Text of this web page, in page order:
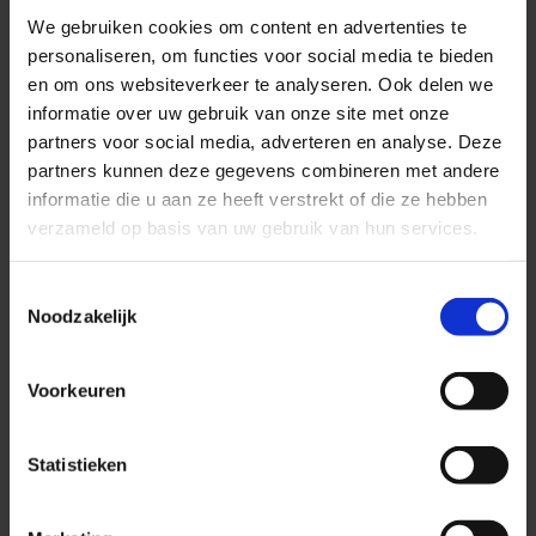
We gebruiken cookies om content en advertenties te
personaliseren, om functies voor social media te bieden
en om ons websiteverkeer te analyseren. Ook delen we
informatie over uw gebruik van onze site met onze
partners voor social media, adverteren en analyse. Deze
partners kunnen deze gegevens combineren met andere
informatie die u aan ze heeft verstrekt of die ze hebben
verzameld op basis van uw gebruik van hun services.
Noodzakelijk
Voorkeuren
Statistieken
kosten van één aanmelding variëren tussen de €15 en €30 per stuk,
afhankelijk van in welk deel van het land je praktiseert. Eén
geïnvesteerde euro in Google Ads levert een tandarts dus een
veelvoud aan omzet en winst op, natuurlijk afhankelijk van op welke
wijze en met welk tijdsbestek je de omzet toename rekent.
Neem contact met ons op als je binnen een paar maanden een vollere
agenda wil!